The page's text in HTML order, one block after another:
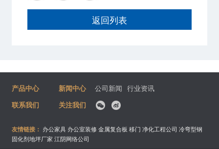
返回列表
产品中心 新闻中心 公司新闻 行业资讯
联系我们
关注我们
友情链接： 办公家具 办公室装修 金属复合板 移门 净化工程公司 冷弯型钢
固化剂地坪厂家 江阴网络公司